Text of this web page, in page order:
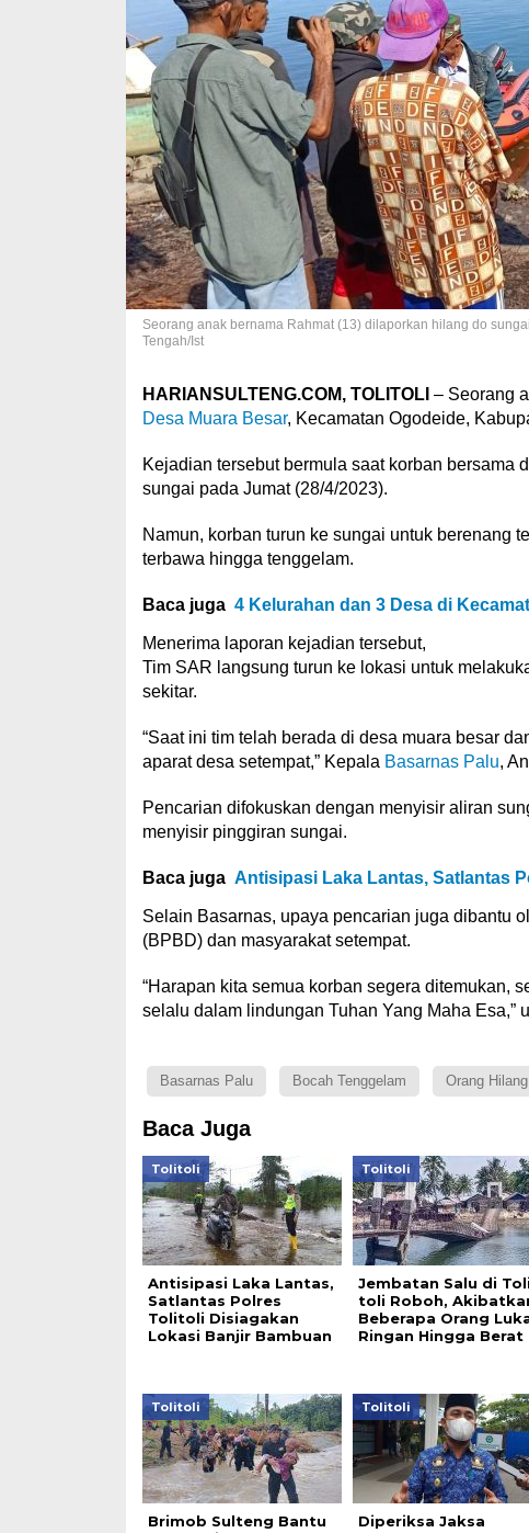
Seorang anak bernama Rahmat (13) dilaporkan hilang do
Tengah/Ist
HARIANSULTENG.COM, TOLITOLI – Seorang
Desa Muara Besar, Kecamatan Ogodeide,
Kejadian tersebut bermula saat korban bersama
sungai pada Jumat (28/4/2023).
Namun, korban turun ke sungai untuk berenang
terbawa hingga tenggelam.
Baca juga 4 Kelurahan dan 3 Desa di
Menerima laporan kejadian tersebut,
Tim SAR langsung turun ke lokasi untuk
sekitar.
“Saat ini tim telah berada di desa muara besar
aparat desa setempat,” Kepala Basarnas Palu,
Pencarian difokuskan dengan menyisir aliran
menyisir pinggiran sungai.
Baca juga Antisipasi Laka Lantas, Satlantas
Selain Basarnas, upaya pencarian juga dibantu
(BPBD) dan masyarakat setempat.
“Harapan kita semua korban segera ditemukan,
selalu dalam lindungan Tuhan Yang Maha Esa,”
Basarnas Palu Bocah Tenggelam Orang Hilang
Baca Juga
Tolitoli
Antisipasi Laka Lantas,
Satlantas Polres
Tolitoli Disiagakan
Lokasi Banjir Bambuan
Tolitoli
Jembatan Salu di
toli Roboh,
Beberapa Orang
Ringan Hingga Berat
Tolitoli
Brimob Sulteng Bantu
Tolitoli
Diperiksa Jaksa